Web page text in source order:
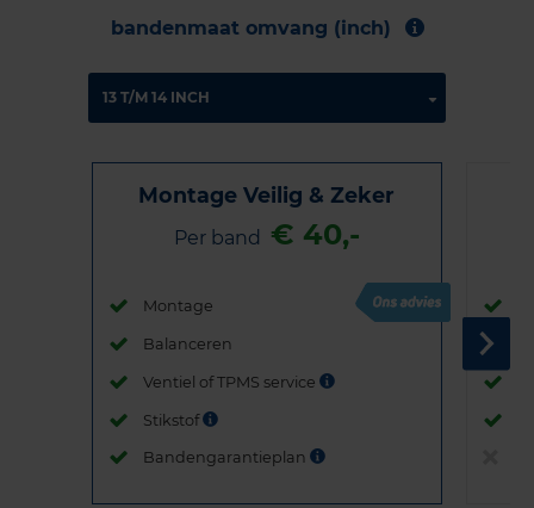
bandenmaat omvang (inch)
Montage Veilig & Zeker
Per band € 40,-
Montage
Balanceren
Ventiel of TPMS service
Stikstof
Bandengarantieplan